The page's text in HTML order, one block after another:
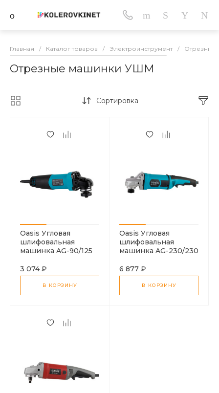
Главная / Каталог товаров / Электроинструмент /
Отрезные машинки УШМ
Сортировка
Oasis Угловая
шлифовальная
машинка AG-90/125
3 074 ₽
В КОРЗИНУ
Oasis Угловая
шлифовальная
машинка AG-230/230
6 877 ₽
В КОРЗИНУ